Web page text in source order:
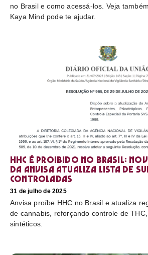
no Brasil e como acessá-los. Veja
Kaya Mind pode te ajudar.
HHC é proibido no Brasil:
da Anvisa atualiza lista de
controladas
31 de julho de 2025
Anvisa proíbe HHC no Brasil e atualiza
de cannabis, reforçando controle de
sintéticos.